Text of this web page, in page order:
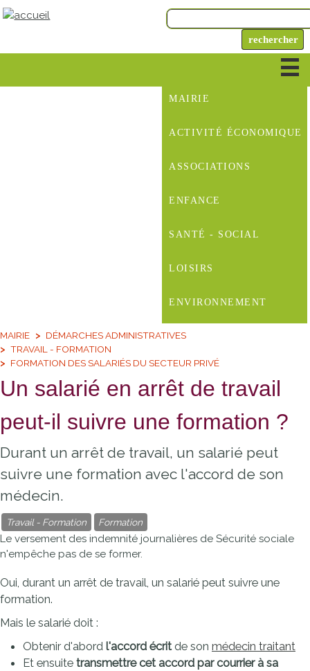
MAIRIE
ACTIVITÉ ÉCONOMIQUE
ASSOCIATIONS
ENFANCE
SANTÉ - SOCIAL
LOISIRS
ENVIRONNEMENT
MAIRIE
DÉMARCHES ADMINISTRATIVES
TRAVAIL - FORMATION
FORMATION DES SALARIÉS DU SECTEUR PRIVÉ
Un salarié en arrêt de travail
peut-il suivre une formation ?
Durant un arrêt de travail, un salarié peut
suivre une formation avec l'accord de son
médecin.
Travail - Formation Formation
Le versement des indemnité journalières de Sécurité sociale
n'empêche pas de se former.
Oui, durant un arrêt de travail, un salarié peut suivre une
formation.
Mais le salarié doit :
Obtenir d'abord l'accord écritde son médecin traitant
Et ensuite transmettre cet accord par courrier à sa